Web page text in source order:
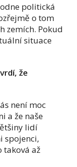
politická
o tom
zemích. Pokud
situace
že
není moc
a že naše
lidí
spojenci,
taková až